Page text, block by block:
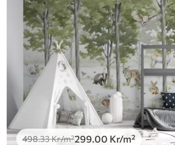
498.33Kr/m²299 .00 Kr/m²